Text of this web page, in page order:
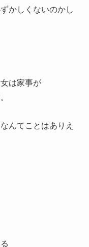
かしくないのかし
は家事が
んてことはありえ